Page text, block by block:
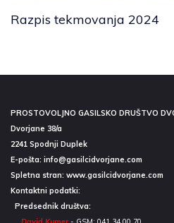
Razpis tekmovanja 2024
PROSTOVOLJNO GASILSKO DRUŠTVO
Dvorjane 38/a
2241 Spodnji Duplek
E-pošta: info@gasilcidvorjane.com
Spletna stran: www.gasilcidvorjane.com
Kontaktni podatki:
Predsednik društva: